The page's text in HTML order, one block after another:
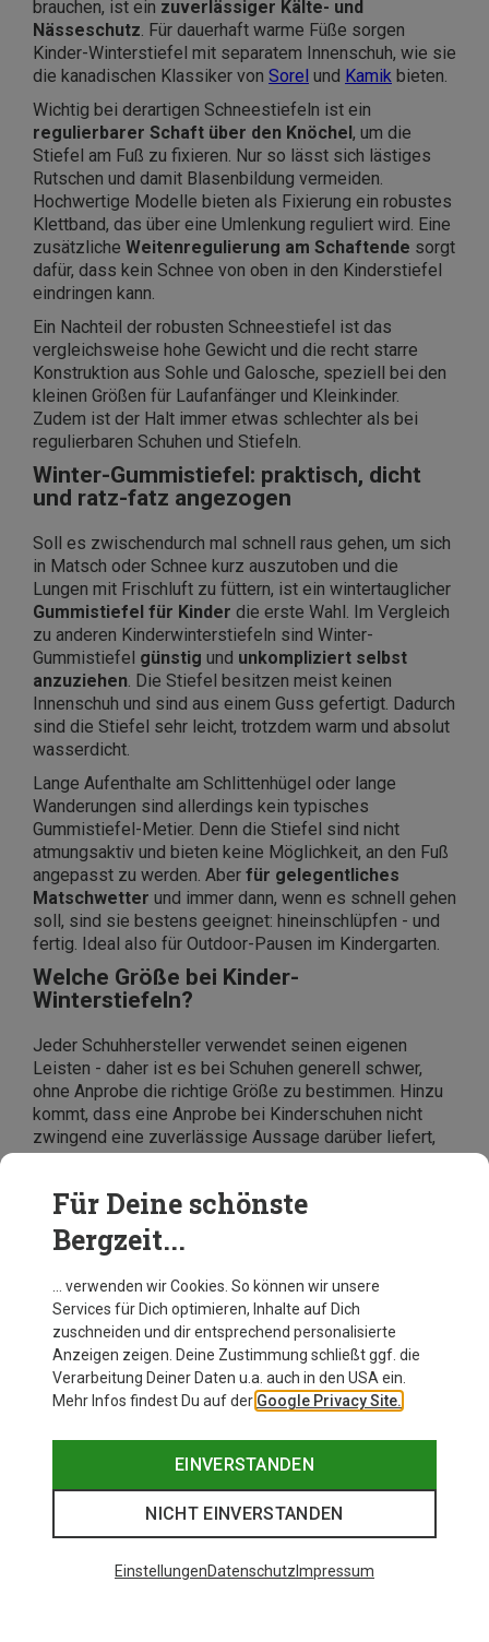
brauchen, ist ein zuverlässiger Kälte- und
Nässeschutz. Für dauerhaft warme Füße sorgen
Kinder-Winterstiefel mit separatem Innenschuh, wie sie
die kanadischen Klassiker von Sorel und Kamik bieten.
Wichtig bei derartigen Schneestiefeln ist ein
regulierbarer Schaft über den Knöchel , um die
Stiefel am Fuß zu fixieren. Nur so lässt sich lästiges
Rutschen und damit Blasenbildung vermeiden.
Hochwertige Modelle bieten als Fixierung ein robustes
Klettband, das über eine Umlenkung reguliert wird. Eine
zusätzliche Weitenregulierung am Schaftende sorgt
dafür, dass kein Schnee von oben in den Kinderstiefel
eindringen kann.
Ein Nachteil der robusten Schneestiefel ist das
vergleichsweise hohe Gewicht und die recht starre
Konstruktion aus Sohle und Galosche, speziell bei den
kleinen Größen für Laufanfänger und Kleinkinder.
Zudem ist der Halt immer etwas schlechter als bei
regulierbaren Schuhen und Stiefeln.
Winter-Gummistiefel: praktisch, dicht
und ratz-fatz angezogen
Soll es zwischendurch mal schnell raus gehen, um sich
in Matsch oder Schnee kurz auszutoben und die
Lungen mit Frischluft zu füttern, ist ein wintertauglicher
Gummistiefel für Kinder die erste Wahl. Im Vergleich
zu anderen Kinderwinterstiefeln sind Winter-
Gummistiefel günstig und unkompliziert selbst
anzuziehen. Die Stiefel besitzen meist keinen
Innenschuh und sind aus einem Guss gefertigt. Dadurch
sind die Stiefel sehr leicht, trotzdem warm und absolut
wasserdicht.
Lange Aufenthalte am Schlittenhügel oder lange
Wanderungen sind allerdings kein typisches
Gummistiefel-Metier. Denn die Stiefel sind nicht
atmungsaktiv und bieten keine Möglichkeit, an den Fuß
angepasst zu werden. Aber für gelegentliches
Matschwetter und immer dann, wenn es schnell gehen
soll, sind sie bestens geeignet: hineinschlüpfen - und
fertig. Ideal also für Outdoor-Pausen im Kindergarten.
Welche Größe bei Kinder-
Winterstiefeln?
Jeder Schuhhersteller verwendet seinen eigenen
Leisten - daher ist es bei Schuhen generell schwer,
ohne Anprobe die richtige Größe zu bestimmen. Hinzu
kommt, dass eine Anprobe bei Kinderschuhen nicht
zwingend eine zuverlässige Aussage darüber liefert,
Den besten Anhaltspunkt liefern daher nachgemessene
Werte: die Fußlänge und die Innenlänge des Schuhs.
Bei Kinderwinterstiefeln sollte die Innenlänge 1,5
Für Deine schönste
Bergzeit...
… verwenden wir Cookies. So können wir unsere
Services für Dich optimieren, Inhalte auf Dich
zuschneiden und dir entsprechend personalisierte
Anzeigen zeigen. Deine Zustimmung schließt ggf. die
Verarbeitung Deiner Daten u.a. auch in den USA ein.
Mehr Infos findest Du auf der Google Privacy Site.
EINVERSTANDEN
NICHT EINVERSTANDEN
EinstellungenDatenschutz Impressum